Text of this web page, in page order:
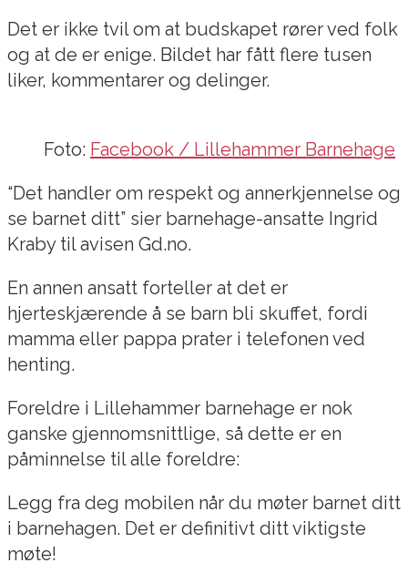
Det er ikke tvil om at budskapet rører ved folk
og at de er enige. Bildet har fått flere tusen
liker, kommentarer og delinger.
Foto: Facebook / Lillehammer Barnehage
“Det handler om respekt og annerkjennelse og
se barnet ditt” sier barnehage-ansatte Ingrid
Kraby til avisen Gd.no.
En annen ansatt forteller at det er
hjerteskjærende å se barn bli skuffet, fordi
mamma eller pappa prater i telefonen ved
henting.
Foreldre i Lillehammer barnehage er nok
ganske gjennomsnittlige, så dette er en
påminnelse til alle foreldre:
Legg fra deg mobilen når du møter barnet ditt
i barnehagen. Det er definitivt ditt viktigste
møte!